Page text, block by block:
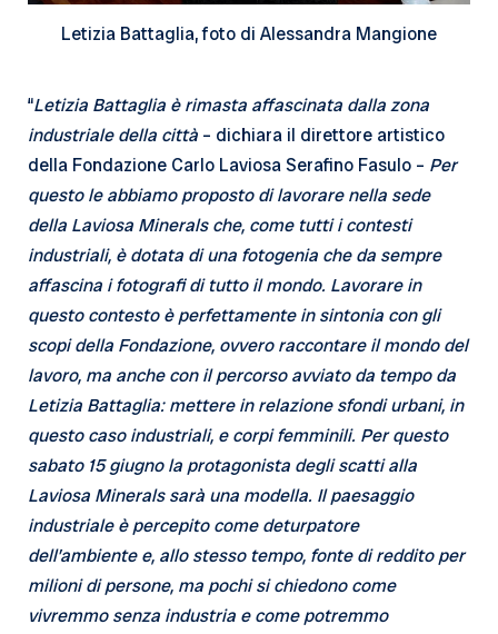
Letizia Battaglia, foto di Alessandra Mangione
“Letizia Battaglia è rimasta affascinata dalla zona
industriale della città– dichiara il direttore artistico
della Fondazione Carlo Laviosa Serafino Fasulo – Per
questo le abbiamo proposto di lavorare nella sede
della Laviosa Minerals che, come tutti i contesti
industriali, è dotata di una fotogenia che da sempre
affascina i fotografi di tutto il mondo. Lavorare in
questo contesto è perfettamente in sintonia con gli
scopi della Fondazione, ovvero raccontare il mondo del
lavoro, ma anche con il percorso avviato da tempo da
Letizia Battaglia: mettere in relazione sfondi urbani, in
questo caso industriali, e corpi femminili. Per questo
sabato 15 giugno la protagonista degli scatti alla
Laviosa Minerals sarà una modella. Il paesaggio
industriale è percepito come deturpatore
dell’ambiente e, allo stesso tempo, fonte di reddito per
milioni di persone, ma pochi si chiedono come
vivremmo senza industria e come potremmo